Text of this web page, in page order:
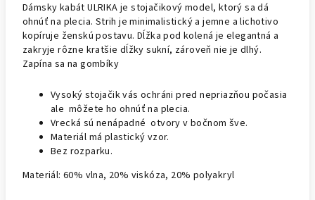
Dámsky kabát ULRIKA je stojačikový model, ktorý sa dá
ohnúť na plecia. Strih je minimalistický a jemne a lichotivo
kopíruje ženskú postavu. Dĺžka pod kolená je elegantná a
zakryje rôzne kratšie dĺžky sukní, zároveň nie je dlhý.
Zapína sa na gombíky
Vysoký stojačik vás ochráni pred nepriazňou počasia
ale môžete ho ohnúť na plecia.
Vrecká sú nenápadné otvory v bočnom šve.
Materiál má plastický vzor.
Bez rozparku.
Materiál: 60% vlna, 20% viskóza, 20% polyakryl